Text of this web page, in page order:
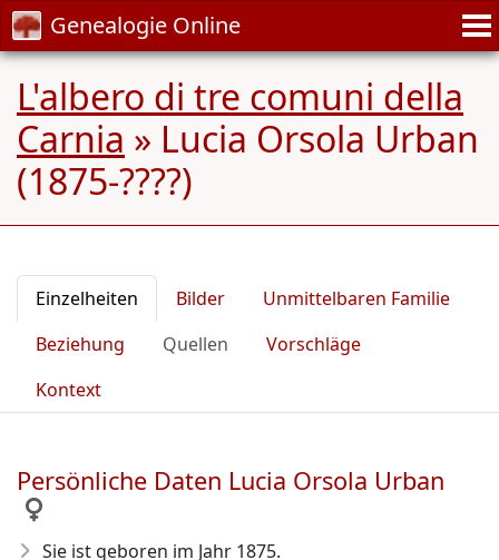
Genealogie Online
L'albero di tre comuni della
Carnia » Lucia Orsola Urban
(1875-????)
Einzelheiten Bilder
Unmittelbaren Familie
Beziehung
Quellen
Vorschläge
Kontext
Persönliche Daten Lucia Orsola Urban
Sie ist geboren im Jahr 1875.